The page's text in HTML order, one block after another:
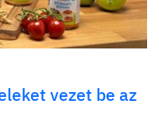
vezet be az